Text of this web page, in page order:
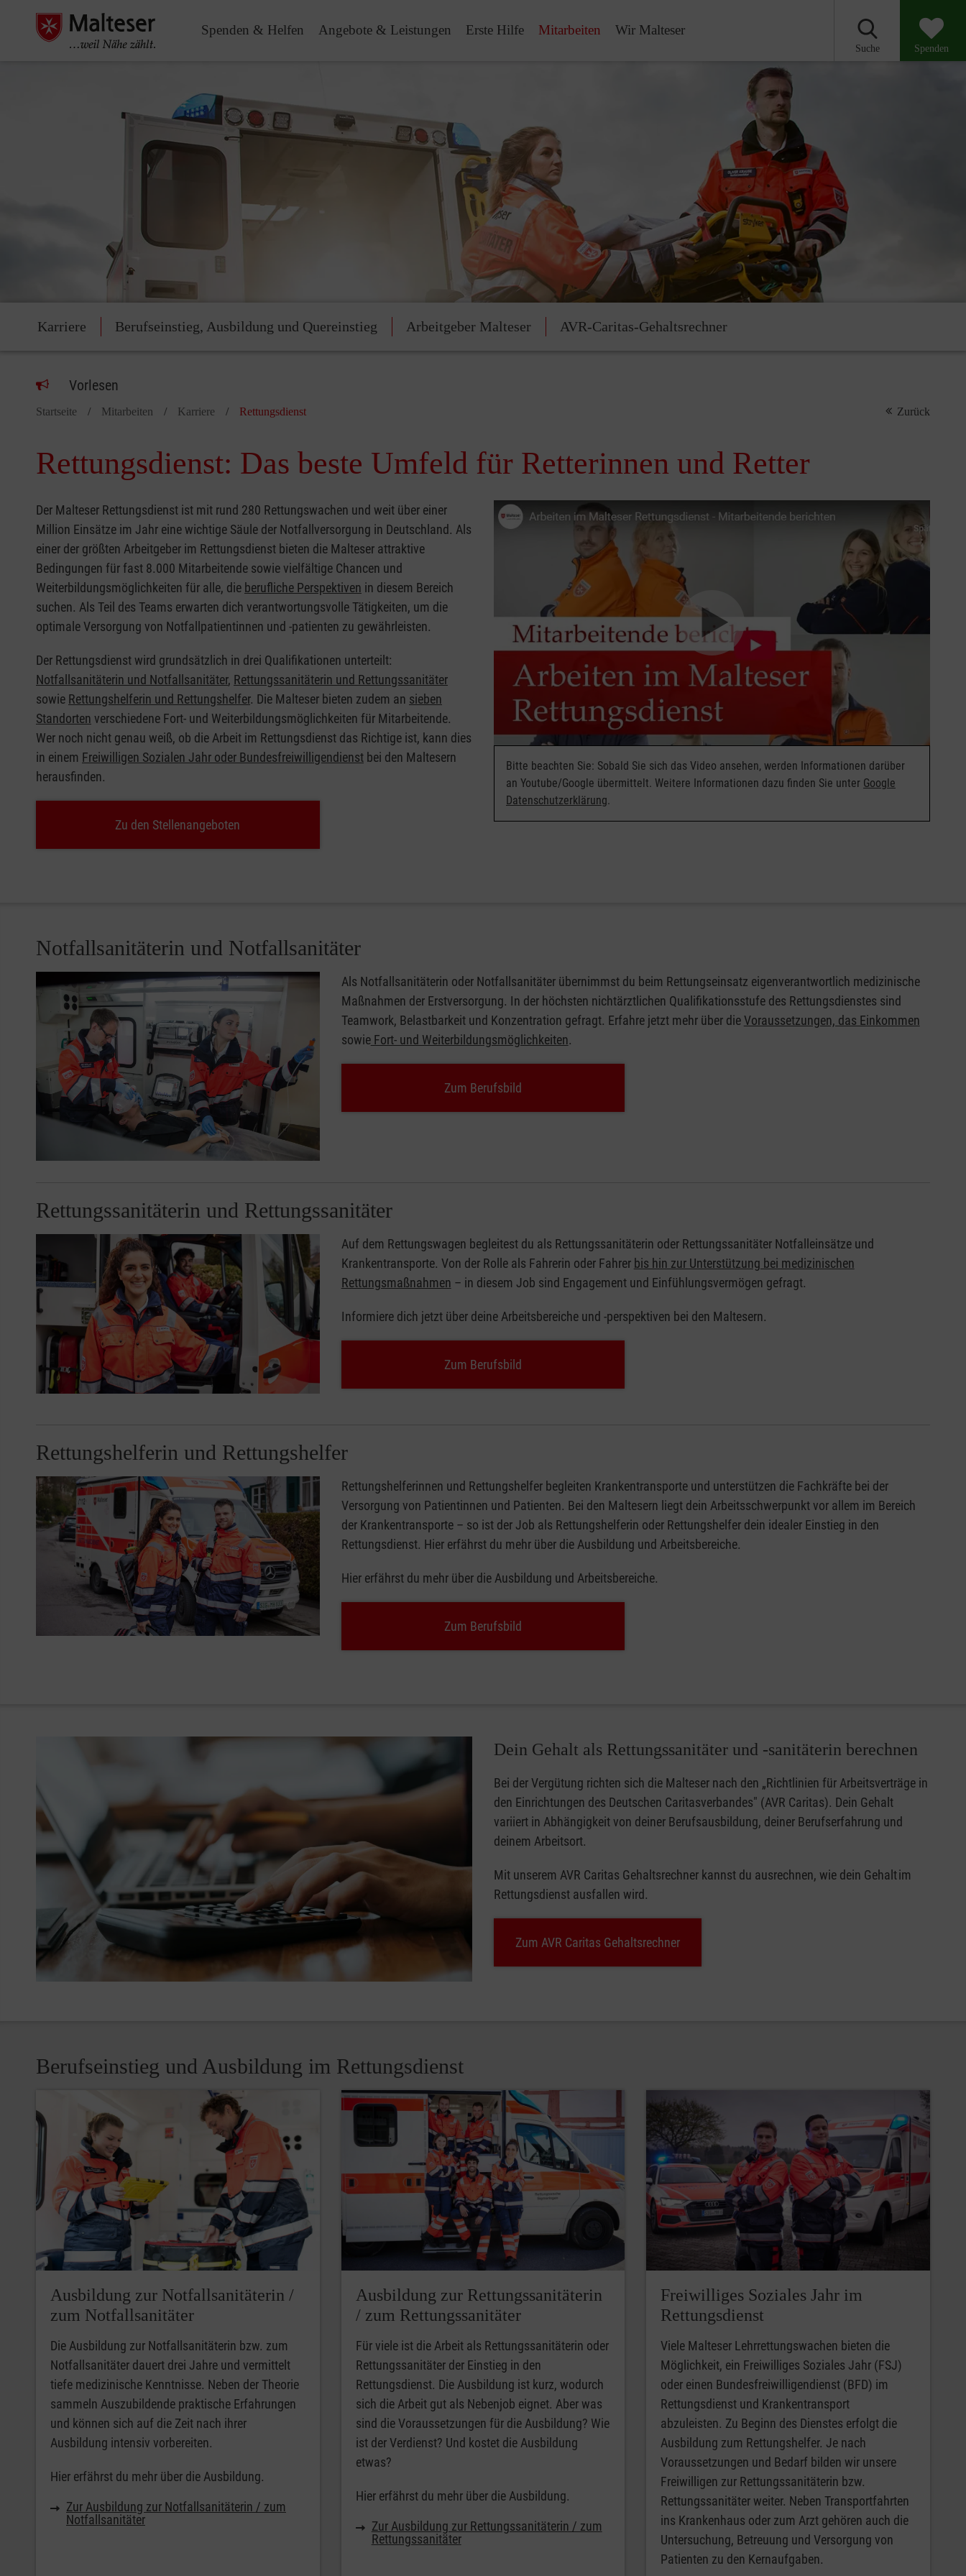
Spenden & Helfen Angebote & Leistungen Erste Hilfe Mitarbeiten Wir Malteser
Suche Spenden
Karriere Berufseinstieg, Ausbildung und Quereinstieg Arbeitgeber Malteser AVR-Caritas-Gehaltsrechner
Vorlesen
Startseite Mitarbeiten Karriere Rettungsdienst Zurück
Rettungsdienst: Das beste Umfeld für Retterinnen und Retter
Der Malteser Rettungsdienst ist mit rund 280 Rettungswachen und weit über einer
Million Einsätze im Jahr eine wichtige Säule der Notfallversorgung in Deutschland. Als
einer der größten Arbeitgeber im Rettungsdienst bieten die Malteser attraktive
Bedingungen für fast 8.000 Mitarbeitende sowie vielfältige Chancen und
Weiterbildungsmöglichkeiten für alle, die berufliche Perspektiven in diesem Bereich
suchen. Als Teil des Teams erwarten dich verantwortungsvolle Tätigkeiten, um die
optimale Versorgung von Notfallpatientinnen und -patienten zu gewährleisten.
Der Rettungsdienst wird grundsätzlich in drei Qualifikationen unterteilt:
Notfallsanitäterin und Notfallsanitäter, Rettungssanitäterin und Rettungssanitäter
sowie Rettungshelferin und Rettungshelfer. Die Malteser bieten zudem an sieben
Standorten verschiedene Fort- und Weiterbildungsmöglichkeiten für Mitarbeitende.
Wer noch nicht genau weiß, ob die Arbeit im Rettungsdienst das Richtige ist, kann dies
in einem Freiwilligen Sozialen Jahr oder Bundesfreiwilligendienst bei den Maltesern
herausfinden.
Zu den Stellenangeboten
Bitte beachten Sie: Sobald Sie sich das Video ansehen, werden Informationen darüber
an Youtube/Google übermittelt. Weitere Informationen dazu finden Sie unter Google
Datenschutzerklärung.
Notfallsanitäterin und Notfallsanitäter
Als Notfallsanitäterin oder Notfallsanitäter übernimmst du beim Rettungseinsatz eigenverantwortlich medizinische
Maßnahmen der Erstversorgung. In der höchsten nichtärztlichen Qualifikationsstufe des Rettungsdienstes sind
Teamwork, Belastbarkeit und Konzentration gefragt. Erfahre jetzt mehr über dieVoraussetzungen, das Einkommen
sowieFort- und Weiterbildungsmöglichkeiten.
Zum Berufsbild
Rettungssanitäterin und Rettungssanitäter
Auf dem Rettungswagen begleitest du als Rettungssanitäterin oder Rettungssanitäter Notfalleinsätze und
Krankentransporte. Von der Rolle als Fahrerin oder Fahrer bis hin zur Unterstützung bei medizinischen
Rettungsmaßnahmen – in diesem Job sind Engagement und Einfühlungsvermögen gefragt.
Informiere dich jetzt über deine Arbeitsbereiche und -perspektiven bei den Maltesern.
Zum Berufsbild
Rettungshelferin und Rettungshelfer
Rettungshelferinnen und Rettungshelfer begleiten Krankentransporte und unterstützen die Fachkräfte bei der
Versorgung von Patientinnen und Patienten. Bei den Maltesern liegt dein Arbeitsschwerpunkt vor allem im Bereich
der Krankentransporte – so ist der Job als Rettungshelferin oder Rettungshelfer dein idealer Einstieg in den
Rettungsdienst. Hier erfährst du mehr über die Ausbildung und Arbeitsbereiche.
Hier erfährst du mehr über die Ausbildung und Arbeitsbereiche.
Zum Berufsbild
Dein Gehalt als Rettungssanitäter und -sanitäterin berechnen
Bei der Vergütung richten sich die Malteser nach den „Richtlinien für Arbeitsverträge in
den Einrichtungen des Deutschen Caritasverbandes" (AVR Caritas). Dein Gehalt
variiert in Abhängigkeit von deiner Berufsausbildung, deiner Berufserfahrung und
deinem Arbeitsort.
Mit unserem AVR Caritas Gehaltsrechner kannst du ausrechnen, wie dein Gehalt im
Rettungsdienst ausfallen wird.
Zum AVR Caritas Gehaltsrechner
Berufseinstieg und Ausbildung im Rettungsdienst
Ausbildung zur Notfallsanitäterin /
zum Notfallsanitäter
Die Ausbildung zur Notfallsanitäterin bzw. zum
Notfallsanitäter dauert drei Jahre und vermittelt
tiefe medizinische Kenntnisse. Neben der Theorie
sammeln Auszubildende praktische Erfahrungen
und können sich auf die Zeit nach ihrer
Ausbildung intensiv vorbereiten.
Hier erfährst du mehr über die Ausbildung.
Zur Ausbildung zur Notfallsanitäterin / zum
Notfallsanitäter
Ausbildung zur Rettungssanitäterin
/ zum Rettungssanitäter
Für viele ist die Arbeit als Rettungssanitäterin oder
Rettungssanitäter der Einstieg in den
Rettungsdienst. Die Ausbildung ist kurz, wodurch
sich die Arbeit gut als Nebenjob eignet. Aber was
sind die Voraussetzungen für die Ausbildung? Wie
ist der Verdienst? Und kostet die Ausbildung
etwas?
Hier erfährst du mehr über die Ausbildung.
Zur Ausbildung zur Rettungssanitäterin / zum
Rettungssanitäter
Freiwilliges Soziales Jahr im
Rettungsdienst
Viele Malteser Lehrrettungswachen bieten die
Möglichkeit, ein Freiwilliges Soziales Jahr (FSJ)
oder einen Bundesfreiwilligendienst (BFD) im
Rettungsdienst und Krankentransport
abzuleisten. Zu Beginn des Dienstes erfolgt die
Ausbildung zum Rettungshelfer. Je nach
Voraussetzungen und Bedarf bilden wir unsere
Freiwilligen zur Rettungssanitäterin bzw.
Rettungssanitäter weiter. Neben Transportfahrten
ins Krankenhaus oder zum Arzt gehören auch die
Untersuchung, Betreuung und Versorgung von
Patienten zu den Kernaufgaben.